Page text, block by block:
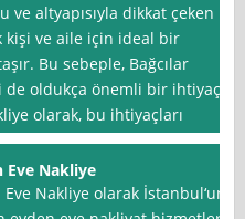
altyapısıyla dikkat çeken
kişi ve aile için ideal bir
Bu sebeple, Bağcılar
oldukça önemli bir ihtiyaç
olarak, bu ihtiyaçları
Eve Nakliye
Nakliye olarak İstanbul‘un